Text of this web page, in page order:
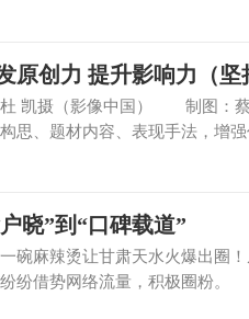
创力 提升影响力（坚
摄（影像中国） 制图：
思、题材内容、表现手法，增
晓”到“口碑载道”
让甘肃天水火爆出圈！从
纷借势网络流量，积极圈粉